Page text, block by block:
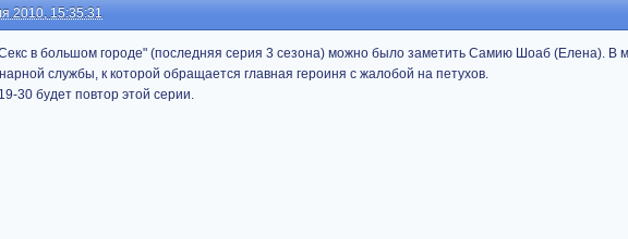
2010, 15:35:31
в большом городе" (последняя серия 3 сезона) можно было заметить Самию Шоаб (Елена). В
службы, к которой обращается главная героиня с жалобой на петухов.
30 будет повтор этой серии.